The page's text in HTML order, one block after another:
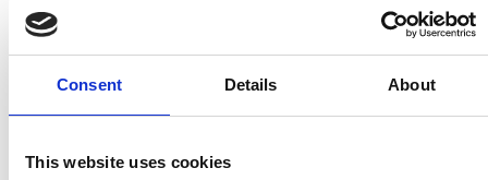
Consent Details About
This website uses cookies
Česká republika